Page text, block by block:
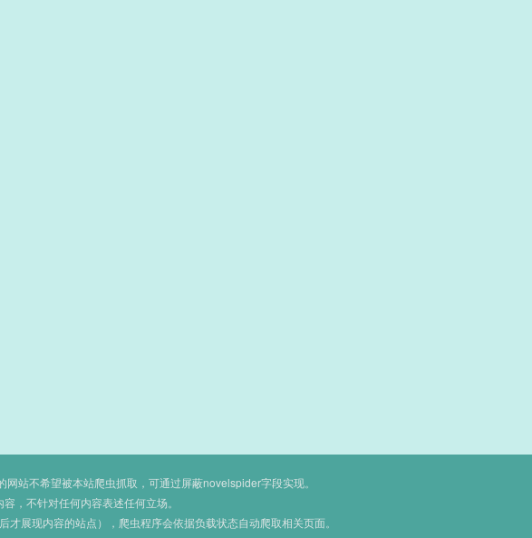
站不希望被本站爬虫抓取，可通过屏蔽novelspider字段实现。
，不针对任何内容表述任何立场。
展现内容的站点），爬虫程序会依据负载状态自动爬取相关页面。